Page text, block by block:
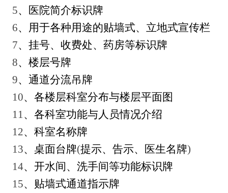
5、医院简介标识牌
6、用于各种用途的贴墙式、立地式宣传栏
7、挂号、收费处、药房等标识牌
8、楼层号牌
9、通道分流吊牌
10、各楼层科室分布与楼层平面图
11、各科室功能与人员情况介绍
12、科室名称牌
13、桌面台牌(提示、告示、医生名牌)
14、开水间、洗手间等功能标识牌
15、贴墙式通道指示牌